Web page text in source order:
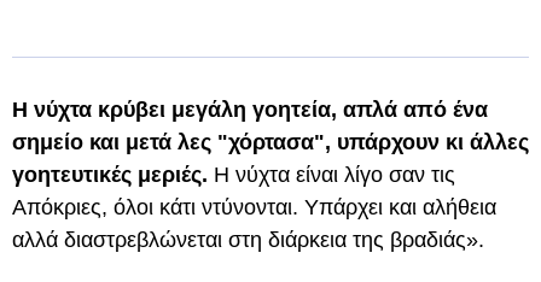
Η νύχτα κρύβει μεγάλη γοητεία, απλά από ένα
σημείο και μετά λες "χόρτασα", υπάρχουν κι άλλες
γοητευτικές μεριές. Η νύχτα είναι λίγο σαν τις
Απόκριες, όλοι κάτι ντύνονται. Υπάρχει και αλήθεια
αλλά διαστρεβλώνεται στη διάρκεια της βραδιάς».